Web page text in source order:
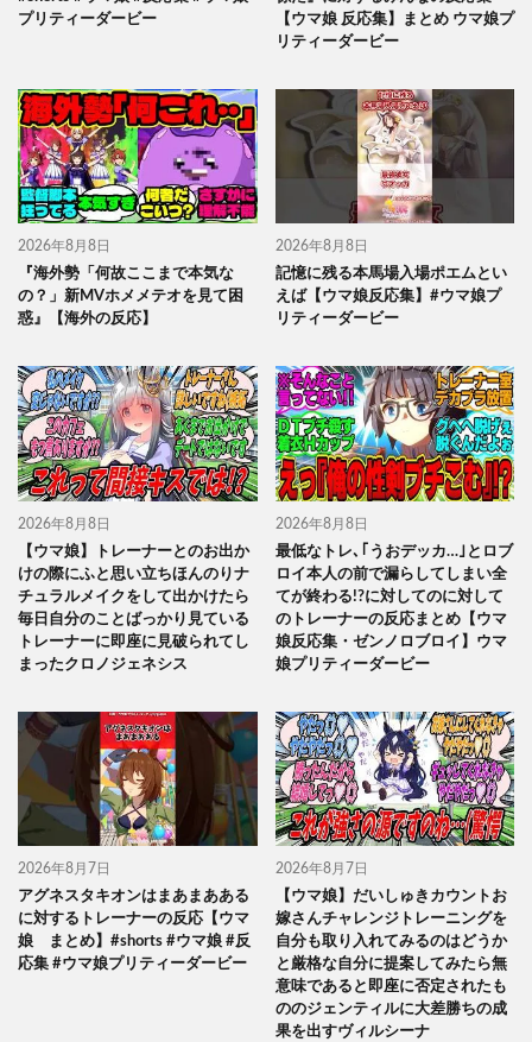
プリティーダービー
【ウマ娘 反応集】まとめ ウマ娘プ
リティーダービー
2026年8月8日
『海外勢「何故ここまで本気な
の？」新MVホメメテオを見て困
惑』【海外の反応】
2026年8月8日
記憶に残る本馬場入場ポエムとい
えば【ウマ娘反応集】#ウマ娘プ
リティーダービー
2026年8月8日
【ウマ娘】トレーナーとのお出か
けの際にふと思い立ちほんのりナ
チュラルメイクをして出かけたら
毎日自分のことばっかり見ている
トレーナーに即座に見破られてし
まったクロノジェネシス
2026年8月8日
最低なトレ､｢うおデッカ…｣とロブ
ロイ本人の前で漏らしてしまい全
てが終わる!?に対してのに対して
のトレーナーの反応まとめ【ウマ
娘反応集・ゼンノロブロイ】ウマ
娘プリティーダービー
2026年8月7日
アグネスタキオンはまあまあある
に対するトレーナーの反応【ウマ
娘 まとめ】#shorts #ウマ娘 #反
応集 #ウマ娘プリティーダービー
2026年8月7日
【ウマ娘】だいしゅきカウントお
嫁さんチャレンジトレーニングを
自分も取り入れてみるのはどうか
と厳格な自分に提案してみたら無
意味であると即座に否定されたも
ののジェンティルに大差勝ちの成
果を出すヴィルシーナ